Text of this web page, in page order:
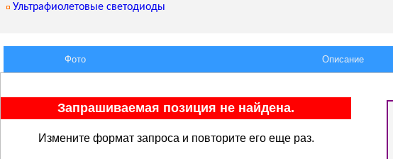
Ультрафиолетовые светодиоды
Фото Описание
Запрашиваемая позиция не найдена.
Измените формат запроса и повторите его еще раз.